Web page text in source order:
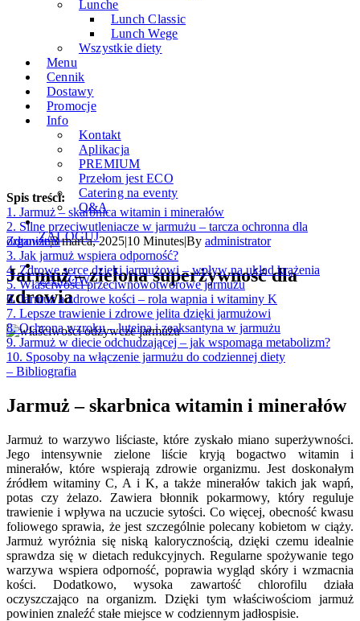
Lunche
Lunch Classic
Lunch Wege
Wszystkie diety
Menu
Cennik
Dostawy
Promocje
Info
Kontakt
Aplikacja
PREMIUM
Przełom jest ECO
Catering na eventy
Q&A
ZALOGUJ
ZAMÓW
Zdrowie|3 marca, 2025|10 Minutes|By administrator
Jarmuż – zielona superżywność dla
zdrowia
Spis treści:
1. Jarmuż – skarbnica witamin i minerałów
2. Silne przeciwutleniacze w jarmużu – tarcza ochronna dla
organizmu
3. Jak jarmuż wspiera odporność?
4. Zdrowe serce dzięki jarmużowi – wpływ na układ krążenia
5. Właściwości przeciwnowotworowe jarmużu
6. Jarmuż a zdrowe kości – rola wapnia i witaminy K
7. Lepsze trawienie i zdrowe jelita dzięki jarmużowi
8. Ochrona wzroku – luteina i zeaksantyna w jarmużu
9. Jarmuż w diecie odchudzającej – jak wspomaga metabolizm?
10. Sposoby na włączenie jarmużu do codziennej diety
– Bibliografia
Jarmuż – skarbnica witamin i minerałów
Jarmuż to warzywo liściaste, które zyskało miano superżywności.
Jego intensywnie zielone liście kryją bogactwo witamin i
minerałów, które wspierają zdrowie organizmu. Jest doskonałym
źródłem witaminy C, A i K, a także minerałów takich jak wapń,
potas czy żelazo. Zawiera błonnik pokarmowy, który reguluje
trawienie i wpływa na uczucie sytości. Co więcej, obecność kwasu
foliowego sprawia, że jest szczególnie polecany kobietom w ciąży.
Jarmuż wyróżnia się niską kalorycznością, dzięki czemu idealnie
sprawdza się w dietach redukcyjnych. Regularne spożywanie tego
warzywa wspiera odporność, poprawia wygląd skóry i wzmacnia
kości. Dodatkowo, wysoka zawartość chlorofilu działa
oczyszczająco na organizm. Dzięki tym właściwościom jarmuż
powinien znaleźć stałe miejsce w codziennym jadłospisie.